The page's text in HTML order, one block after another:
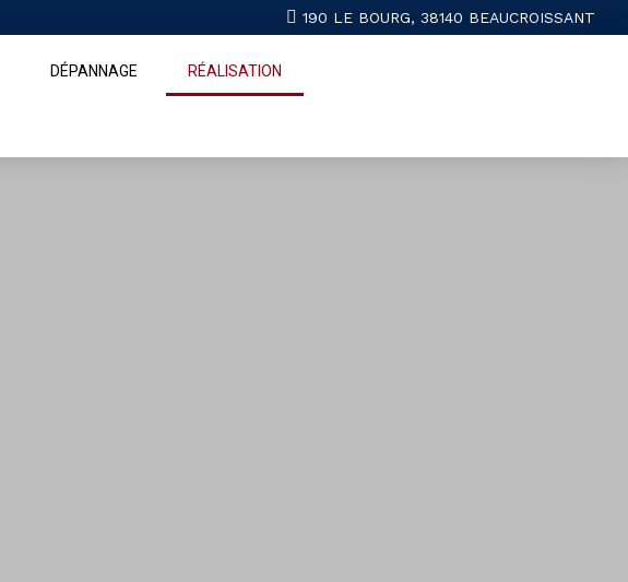
190 LE BOURG, 38140 BEAUCROISSANT
DÉPANNAGE RÉALISATION